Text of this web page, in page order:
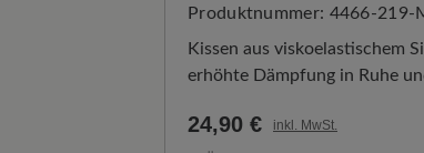
Produktnummer: 4466-219-
Kissen aus viskoelastischem
erhöhte Dämpfung in Ruhe
24,90 € inkl. MwSt.